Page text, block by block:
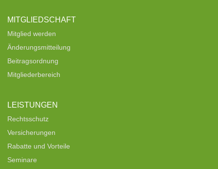
MITGLIEDSCHAFT
Mitglied werden
Änderungsmitteilung
Beitragsordnung
Mitgliederbereich
LEISTUNGEN
Rechtsschutz
Versicherungen
Rabatte und Vorteile
Seminare